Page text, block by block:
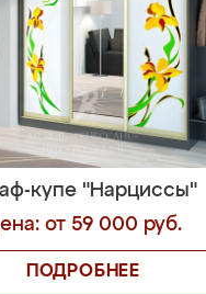
купе "Нарциссы"
от 59 000 руб.
ПОДРОБНЕЕ